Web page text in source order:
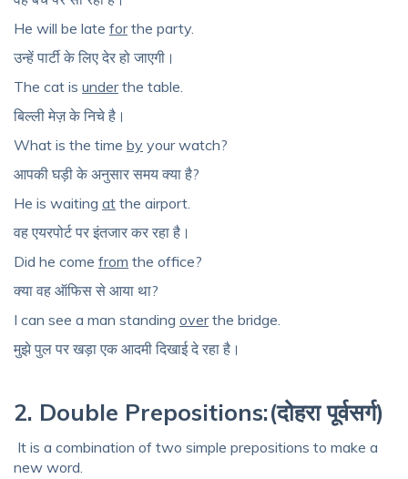
He will be late forthe party.
उन्हें पार्टी के लिए देर हो जाएगी।
The cat is underthe table.
बिल्ली मेज़ के निचे है।
What is the time by your watch?
आपकी घड़ी के अनुसार समय क्या है?
He is waiting at the airport.
वह एयरपोर्ट पर इंतजार कर रहा है।
Did he come from the office?
क्या वह ऑफिस से आया था?
I can see a man standing overthe bridge.
मुझे पुल पर खड़ा एक आदमी दिखाई दे रहा है।
2. Double Prepositions:(दोहरा पूर्वसर्ग)
It is a combination of two simple prepositions to make a
new word.